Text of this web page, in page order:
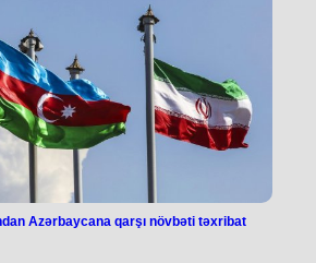
Prezidenti Volodimir Zelenski məlumat yayıb.
əsgər yaralı olsa da, sağ qalıb və Kiyevə aparılıb:
deyil: Rusiya qüvvələri və Şimali Koreyanın digər
Şimali Koreyanın Ukraynaya qarşı müharibədə
silmək üçün yaralıları öldürürdülər. Bu iki şəxsi
minnətdaram. Bütün hərbi əsirlərə olduğu kimi,
əsgərinə də lazımi tibbi yardım göstərilir. Mən
jurnalistlərin bu məhbuslarla görüşməsinə
Dünya baş verənlərlə bağlı həqiqəti bilməlidir”.
Azərbaycana qarşı növbəti təxribat